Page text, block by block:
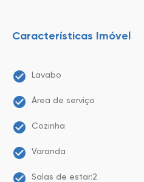
Características Imóvel
Lavabo
Área de serviço
Cozinha
Varanda
Salas de estar:2